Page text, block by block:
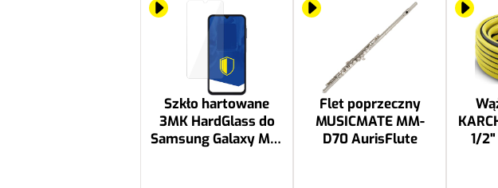
Szkło hartowane
3MK HardGlass do
Samsung Galaxy M15
Flet poprzeczny
MUSICMATE MM-
D70 AurisFlute
1/